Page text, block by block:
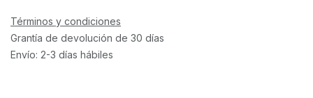
Términos y condiciones
Grantía de devolución de 30 días
Envío: 2-3 días hábiles